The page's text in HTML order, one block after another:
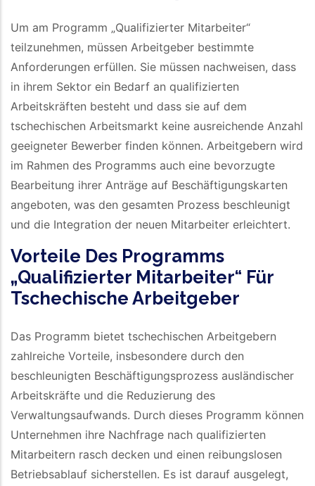
Um am Programm „Qualifizierter Mitarbeiter“
teilzunehmen, müssen Arbeitgeber bestimmte
Anforderungen erfüllen. Sie müssen nachweisen, dass
in ihrem Sektor ein Bedarf an qualifizierten
Arbeitskräften besteht und dass sie auf dem
tschechischen Arbeitsmarkt keine ausreichende Anzahl
geeigneter Bewerber finden können. Arbeitgebern wird
im Rahmen des Programms auch eine bevorzugte
Bearbeitung ihrer Anträge auf Beschäftigungskarten
angeboten, was den gesamten Prozess beschleunigt
und die Integration der neuen Mitarbeiter erleichtert.
Vorteile Des Programms
„Qualifizierter Mitarbeiter“ Für
Tschechische Arbeitgeber
Das Programm bietet tschechischen Arbeitgebern
zahlreiche Vorteile, insbesondere durch den
beschleunigten Beschäftigungsprozess ausländischer
Arbeitskräfte und die Reduzierung des
Verwaltungsaufwands. Durch dieses Programm können
Unternehmen ihre Nachfrage nach qualifizierten
Mitarbeitern rasch decken und einen reibungslosen
Betriebsablauf sicherstellen. Es ist darauf ausgelegt,